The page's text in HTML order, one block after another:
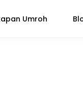
Umroh